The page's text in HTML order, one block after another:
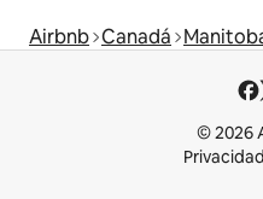
Airbnb Canadá
© 2026